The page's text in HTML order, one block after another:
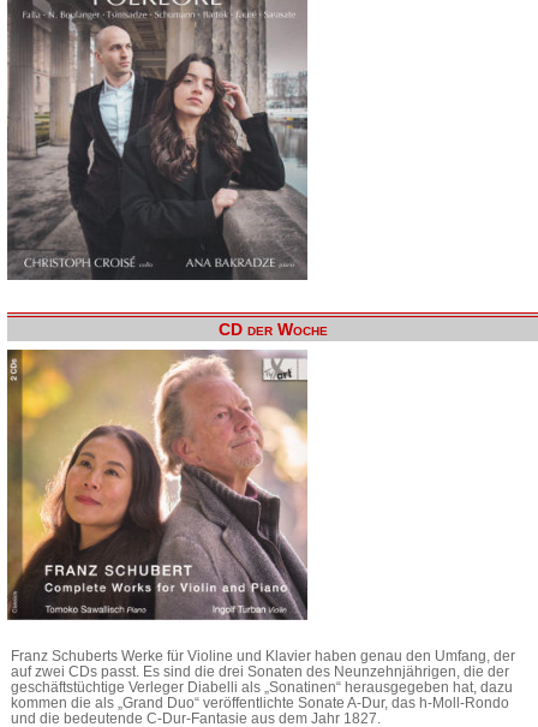
CD der Woche
Franz Schuberts Werke für Violine und Klavier haben genau den Umfang, der
auf zwei CDs passt. Es sind die drei Sonaten des Neunzehnjährigen, die der
geschäftstüchtige Verleger Diabelli als „Sonatinen“ herausgegeben hat, dazu
kommen die als „Grand Duo“ veröffentlichte Sonate A-Dur, das h-Moll-Rondo
und die bedeutende C-Dur-Fantasie aus dem Jahr 1827.